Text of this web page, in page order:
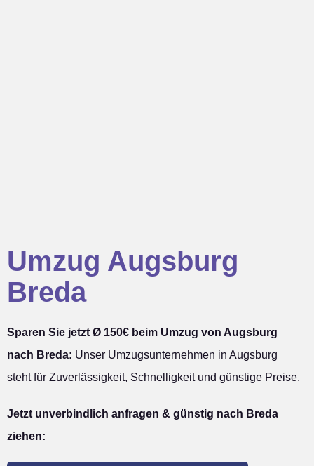
Umzug Augsburg
Breda
Sparen Sie jetzt Ø 150€ beim Umzug von Augsburg
nach Breda: Unser Umzugsunternehmen in Augsburg
steht für Zuverlässigkeit, Schnelligkeit und günstige Preise.
Jetzt unverbindlich anfragen & günstig nach Breda
ziehen: